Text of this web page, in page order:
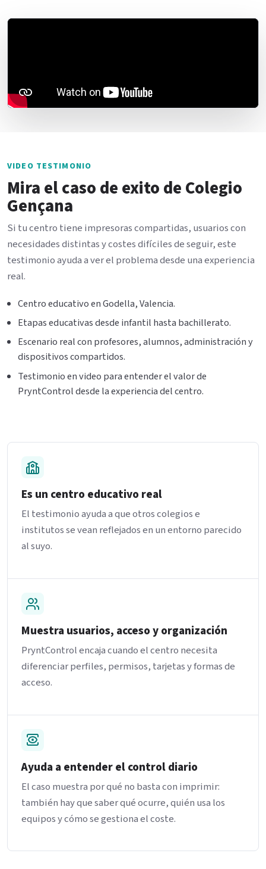
VIDEO TESTIMONIO
Mira el caso de exito de Colegio
Gençana
Si tu centro tiene impresoras compartidas, usuarios con
necesidades distintas y costes difíciles de seguir, este
testimonio ayuda a ver el problema desde una experiencia
real.
Centro educativo en Godella, Valencia.
Etapas educativas desde infantil hasta bachillerato.
Escenario real con profesores, alumnos, administración y
dispositivos compartidos.
Testimonio en video para entender el valor de
PryntControl desde la experiencia del centro.
Es un centro educativo real
El testimonio ayuda a que otros colegios e
institutos se vean reflejados en un entorno parecido
al suyo.
Muestra usuarios, acceso y organización
PryntControl encaja cuando el centro necesita
diferenciar perfiles, permisos, tarjetas y formas de
acceso.
Ayuda a entender el control diario
El caso muestra por qué no basta con imprimir:
también hay que saber qué ocurre, quién usa los
equipos y cómo se gestiona el coste.